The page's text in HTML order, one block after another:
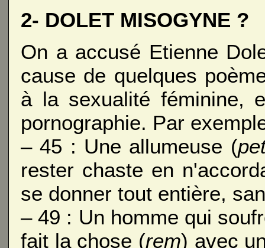
2- DOLET MISOGYNE ?
On a accusé Etienne
cause de quelques
à la sexualité féminine,
pornographie. Par
– 45 : Une allumeuse (
rester chaste en
se donner tout entière,
– 49 : Un homme qui
fait la chose (rem) avec